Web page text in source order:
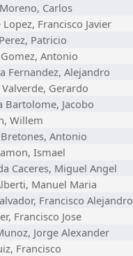
Carlos
Francisco Javier
Patricio
Antonio
Fernandez, Alejandro
Gerardo
Bartolome, Jacobo
Willem
Antonio
Ismael
Caceres, Miguel Angel
Manuel Maria
Francisco Alejandro
Francisco Jose
Jorge Alexander
Francisco